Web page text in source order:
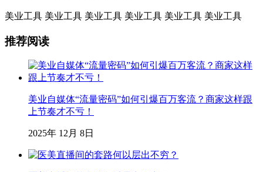
美业工具 美业工具 美业工具 美业工具 美业工具 美业工具
推荐阅读
美业自媒体“流量密码”如何引爆百万客流？商家这样跟
上节奏才不亏！
2025年 12月 8日